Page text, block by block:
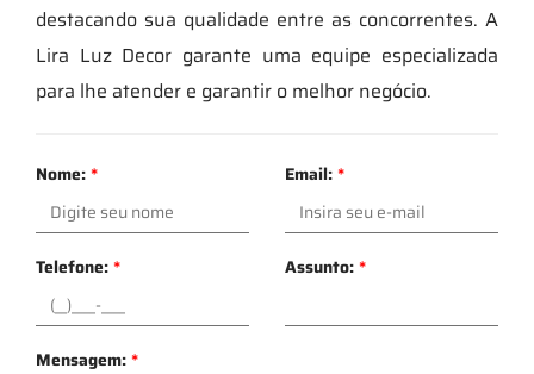
destacando sua qualidade entre as concorrentes. A
Lira Luz Decor garante uma equipe especializada
para lhe atender e garantir o melhor negócio.
Nome:* Email:*
Telefone:* Assunto:*
Mensagem:*